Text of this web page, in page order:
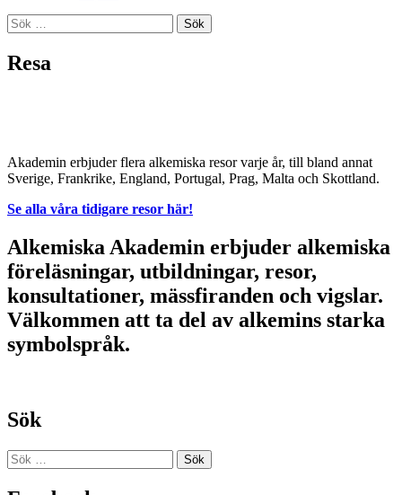
Sök
efter:
Resa
Akademin erbjuder flera alkemiska resor varje år, till bland annat
Sverige, Frankrike, England, Portugal, Prag, Malta och Skottland.
Se alla våra tidigare resor här!
Alkemiska Akademin erbjuder alkemiska
föreläsningar, utbildningar, resor,
konsultationer, mässfiranden och vigslar.
Välkommen att ta del av alkemins starka
symbolspråk.
Sök
Sök
efter: